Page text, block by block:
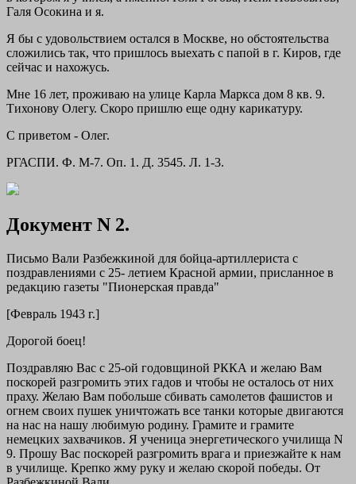
Галя Осокина и я.
Я бы с удовольствием остался в Москве, но обстоятельства
сложились так, что пришлось выехать с папой в г. Киров, где
сейчас и нахожусь.
Мне 16 лет, проживаю на улице Карла Маркса дом 8 кв. 9.
Тихонову Олегу. Скоро пришлю еще одну карикатуру.
С приветом - Олег.
РГАСПИ. Ф. М-7. Оп. 1. Д. 3545. Л. 1-3.
Документ N 2.
Письмо Вали Разбежкиной для бойца-артиллериста с
поздравлениями с 25- летием Красной армии, присланное в
редакцию газеты "Пионерская правда"
[Февраль 1943 г.]
Дорогой боец!
Поздравляю Вас с 25-ой годовщиной РККА и желаю Вам
поскорей разгромить этих гадов и чтобы не осталось от них
праху. Желаю Вам побольше сбивать самолетов фашистов и
огнем своих пушек уничтожать все танки которые двигаются
на нас на нашу любимую родину. Грамите и грамите
немецких захвачиков. Я ученица энергетического училища N
9. Прошу Вас поскорей разгромить врага и приезжайте к нам
в училище. Крепко жму руку и желаю скорой победы. От